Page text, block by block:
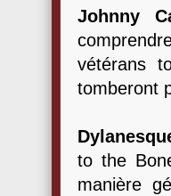
Johnny
vétérans
tomberont
to the
manière